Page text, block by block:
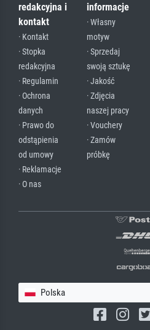
redakcyjna i
kontakt
· Kontakt
· Stopka
redakcyjna
· Regulamin
· Ochrona
danych
· Prawo do
odstąpienia
od umowy
· Reklamacje
· O nas
informacje
· Własny
motyw
· Sprzedaj
swoją sztukę
· Jakość
· Zdjęcia
naszej pracy
· Vouchery
· Zamów
próbkę
Polska